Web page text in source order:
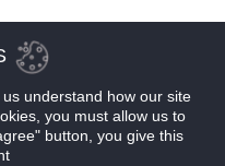
understand how our site
you must allow us to
button, you give this